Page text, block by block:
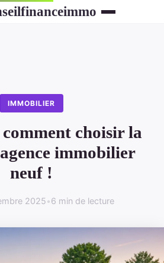
IMMOBILIER
choisir la
immobilier
neuf !
2025•6 min de lecture